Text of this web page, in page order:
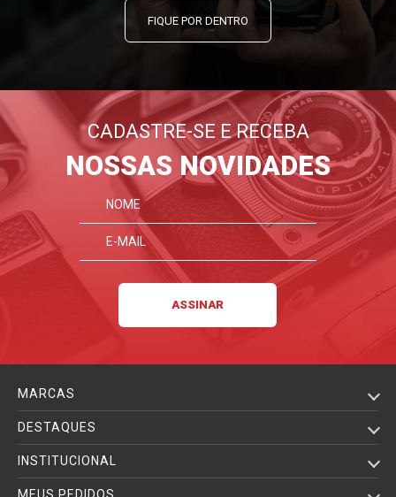
FIQUE POR DENTRO
CADASTRE-SE E RECEBA
NOSSAS NOVIDADES
MARCAS
DESTAQUES
INSTITUCIONAL